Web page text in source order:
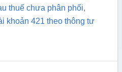
thuế chưa phân phối,
khoản 421 theo thông tư